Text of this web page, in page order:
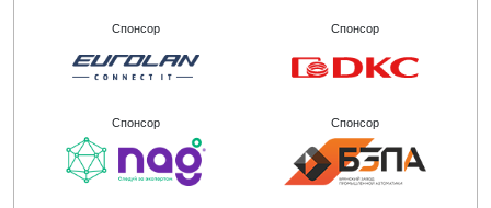
Спонсор Спонсор
Спонсор Спонсор